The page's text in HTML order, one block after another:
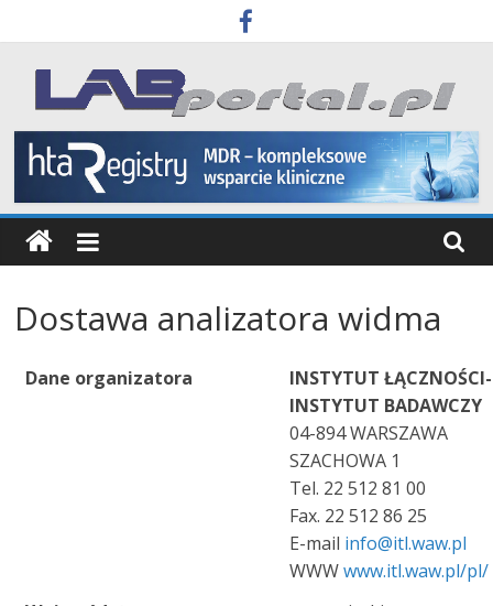
to
content
Labportal
Laboratoria
Aparatura
Badania
Dostawa analizatora widma
Dane organizatora
INSTYTUT
INSTYTUT BADAWCZY
04-894 WARSZAWA
SZACHOWA 1
Tel. 22 512 81 00
Fax. 22 512 86 25
E-mail info@itl.waw.pl
WWWwww.itl.waw.pl/pl/